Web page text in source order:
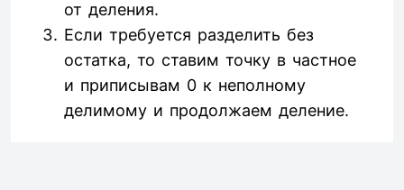
от деления.
Если требуется разделить без
остатка, то ставим точку в частное
и приписывам 0 к неполному
делимому и продолжаем деление.